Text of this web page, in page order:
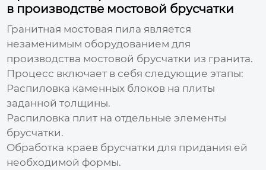
в производстве мостовой брусчатки
Гранитная мостовая пила является
незаменимым оборудованием для
производства мостовой брусчатки из гранита.
Процесс включает в себя следующие этапы:
Распиловка каменных блоков на плиты
заданной толщины.
Распиловка плит на отдельные элементы
брусчатки.
Обработка краев брусчатки для придания ей
необходимой формы.